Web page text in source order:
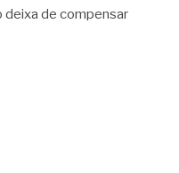
deixa de compensar